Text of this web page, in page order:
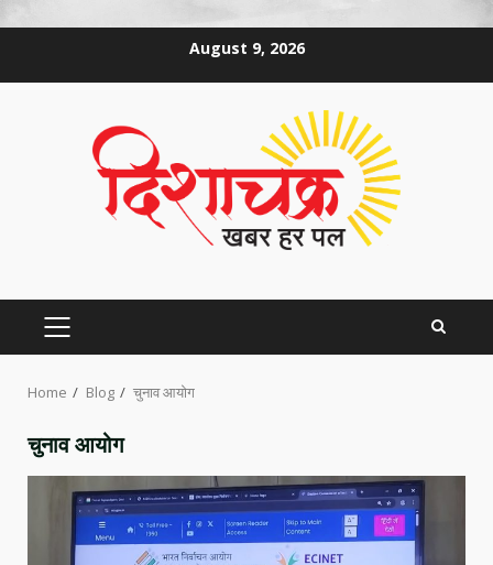
August 9, 2026
PRIMARY
Home Blog चुनाव आयोग
चुनाव आयोग